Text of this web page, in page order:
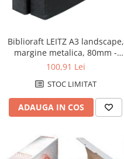
Biblioraft LEITZ A3 landscape,
margine metalica, 80mm -
marmorat
100,91 Lei
STOC LIMITAT
ADAUGA IN COS